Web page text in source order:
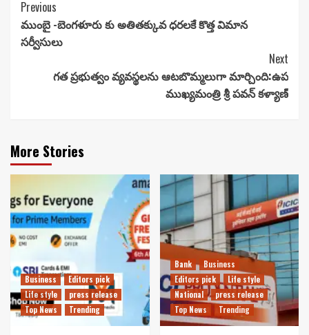
Continue
Reading
Previous
ముంబై -బెంగళూరు కు అతితక్కువ ధరలకే కొత్త విమాన
సర్వీసులు
Next
గత ప్రభుత్వం వ్యవస్థలను ఆటబొమ్మలుగా మార్చింది:ఉప
ముఖ్యమంత్రి శ్రీ పవన్‌ కళ్యాణ్‌
More Stories
Business
Editors pick
Life style
press release
Top News
Trending
Bank
Business
Editors pick
Life style
National
press release
Top News
Trending